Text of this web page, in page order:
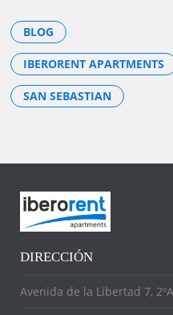
BLOG
IBERORENT APARTMENTS
SAN SEBASTIAN
DIRECCIÓN
Avenida de la Libertad 7,